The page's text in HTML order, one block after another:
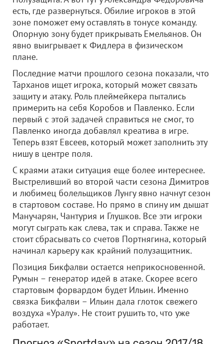
есть, где развернуться. Обилие игроков в этой
зоне поможет ему оставлять в тонусе команду.
Опорную зону будет прикрывать Емельянов. Он
явно выигрывает к Фидлера в физическом
плане.
Последние матчи прошлого сезона показали, что
Тарханов ищет игрока, который может связать
защиту и атаку. Роль плеймейкера пытались
примерить на себя Коробов и Павленко. Если
первый с этой задачей справиться не смог, то
Павленко иногда добавлял креатива в игре.
Теперь взят Евсеев, который может заполнить эту
нишу в центре поля.
С краями атаки ситуация еще более интереснее.
Выстреливший во второй части сезона Димитров
и любимец болельщиков Лунгу явно начнут сезон
в стартовом составе. Но прямо в спину им дышат
Манучарян, Чантурия и Глушков. Все эти игроки
могут сыграть как слева, так и справа. Также не
стоит сбрасывать со счетов Портнягина, который
начинал карьеру как крайний полузащитник.
Позиция Бикфалви остается неприкосновенной.
Румын – генератор идей в атаке. Скорее всего
стартовым форвардом будет Ильин. Именно
связка Бикфалви – Ильин дала глоток свежего
воздуха «Уралу». Не стоит рушить то, что уже
работает.